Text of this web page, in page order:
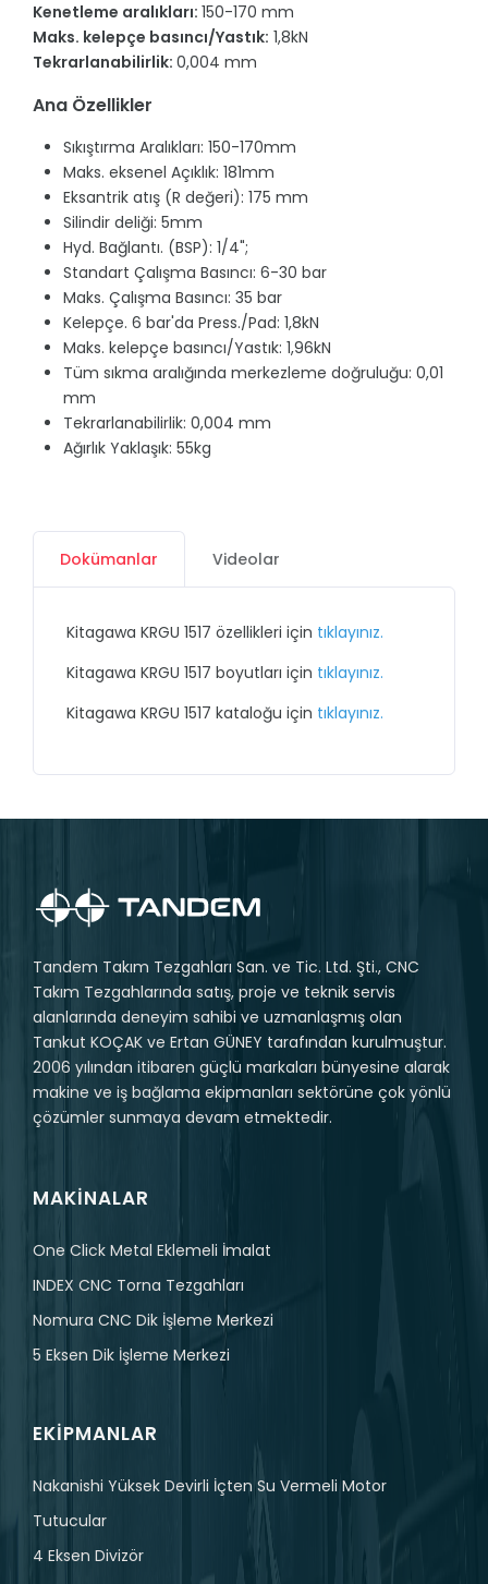
Kenetleme aralıkları: 150-170 mm
Maks. kelepçe basıncı/Yastık: 1,8kN
Tekrarlanabilirlik: 0,004 mm
Ana Özellikler
Sıkıştırma Aralıkları: 150-170mm
Maks. eksenel Açıklık: 181mm
Eksantrik atış (R değeri): 175 mm
Silindir deliği: 5mm
Hyd. Bağlantı. (BSP): 1/4";
Standart Çalışma Basıncı: 6-30 bar
Maks. Çalışma Basıncı: 35 bar
Kelepçe. 6 bar'da Press./Pad: 1,8kN
Maks. kelepçe basıncı/Yastık: 1,96kN
Tüm sıkma aralığında merkezleme doğruluğu: 0,01
mm
Tekrarlanabilirlik: 0,004 mm
Ağırlık Yaklaşık: 55kg
Dokümanlar Videolar
Kitagawa KRGU 1517 özellikleri için tıklayınız.
Kitagawa KRGU 1517 boyutları için tıklayınız.
Kitagawa KRGU 1517 kataloğu için tıklayınız.
Tandem Takım Tezgahları San. ve Tic. Ltd. Şti., CNC
Takım Tezgahlarında satış, proje ve teknik servis
alanlarında deneyim sahibi ve uzmanlaşmış olan
Tankut KOÇAK ve Ertan GÜNEY tarafından kurulmuştur.
2006 yılından itibaren güçlü markaları bünyesine alarak
makine ve iş bağlama ekipmanları sektörüne çok yönlü
çözümler sunmaya devam etmektedir.
MAKINALAR
One Click Metal Eklemeli İmalat
INDEX CNC Torna Tezgahları
Nomura CNC Dik İşleme Merkezi
5 Eksen Dik İşleme Merkezi
EKIPMANLAR
Nakanishi Yüksek Devirli İçten Su Vermeli Motor
Tutucular
4 Eksen Divizör